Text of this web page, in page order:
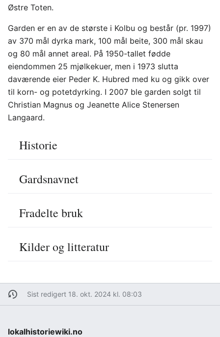
Østre Toten.
Garden er en av de største i Kolbu og består (pr. 1997)
av 370 mål dyrka mark, 100 mål beite, 300 mål skau
og 80 mål annet areal. På 1950-tallet fødde
eiendommen 25 mjølkekuer, men i 1973 slutta
daværende eier Peder K. Hubred med ku og gikk over
til korn- og potetdyrking. I 2007 ble garden solgt til
Christian Magnus og Jeanette Alice Stenersen
Langaard.
Historie
Gardsnavnet
Fradelte bruk
Kilder og litteratur
Sist redigert 18. okt. 2024 kl. 08:03
lokalhistoriewiki.no